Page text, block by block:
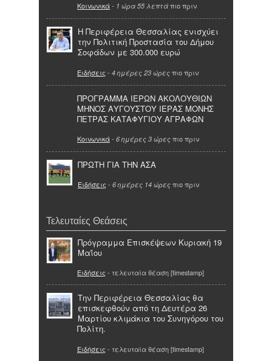
Κοινωνικά- 1 ώρα 55 λεπτά πιο πριν
Η Περιφέρεια Θεσσαλίας ενισχύει
την Πολιτική Προστασία του Δήμου
Σοφάδων με 300.000 ευρώ
Ειδήσεις - 4 ημέρες 23 ώρες πιο πριν
ΠΡΟΓΡΑΜΜΑ ΙΕΡΩΝ ΑΚΟΛΟΥΘΙΩΝ
ΜΗΝΟΣ ΑΥΓΟΥΣΤΟΥ ΙΕΡΑΣ ΜΟΝΗΣ
ΠΕΤΡΑΣ ΚΑΤΑΦΥΓΙΟΥ ΑΓΡΑΦΩΝ
Κοινωνικά- 6 ημέρες 3 ώρες πιο πριν
ΠΡΩΤΗ ΓΙΑ ΤΗΝ ΑΣΑ
Ειδήσεις - 6 ημέρες 14 ώρες πιο πριν
Τελευταίες Θεάσεις
Πρόγραμμα Επισκέψεων Κυριακή 19
Μαΐου
Ειδήσεις - τελευταία θέαση [timestamp]
Την Περιφέρεια Θεσσαλίας θα
επισκεφθούν από τη Δευτέρα 26
Μαρτίου κλιµάκια του Συνηγόρου του
Πολίτη.
Ειδήσεις - τελευταία θέαση [timestamp]